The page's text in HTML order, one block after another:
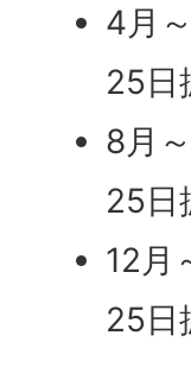
4月
25日
8月
25日
12月
25日